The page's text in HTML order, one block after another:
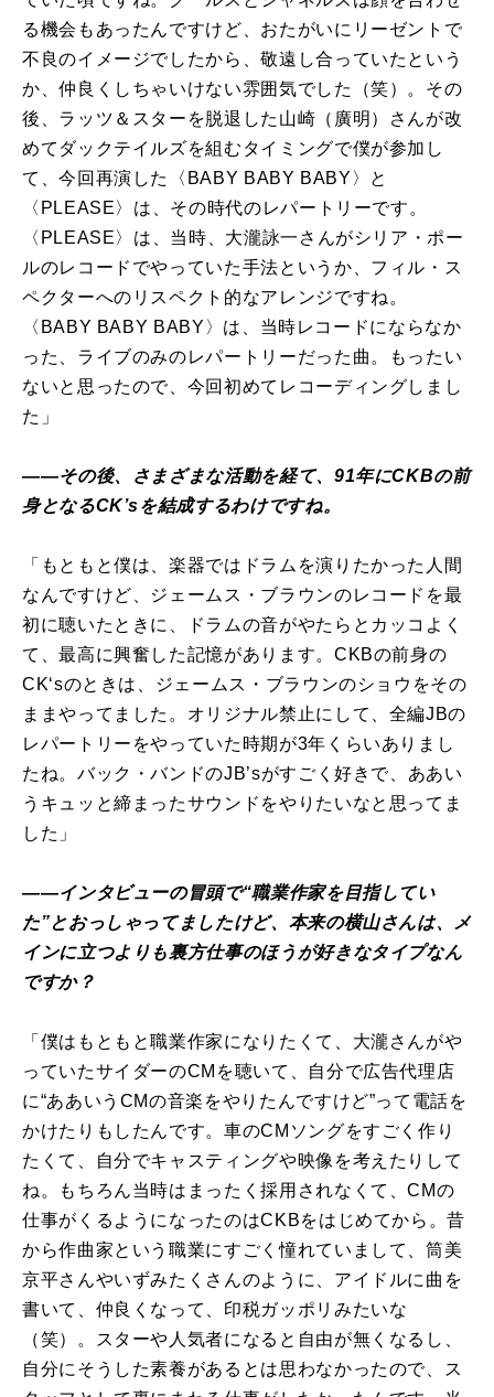
る機会もあったんですけど、おたがいにリーゼントで
不良のイメージでしたから、敬遠し合っていたという
か、仲良くしちゃいけない雰囲気でした（笑）。その
後、ラッツ＆スターを脱退した山崎（廣明）さんが改
めてダックテイルズを組むタイミングで僕が参加し
て、今回再演した〈BABY BABY BABY〉と
〈PLEASE〉は、その時代のレパートリーです。
〈PLEASE〉は、当時、大瀧詠一さんがシリア・ポー
ルのレコードでやっていた手法というか、フィル・ス
ペクターへのリスペクト的なアレンジですね。
〈BABY BABY BABY〉は、当時レコードにならなか
った、ライブのみのレパートリーだった曲。もったい
ないと思ったので、今回初めてレコーディングしまし
た」
――その後、さまざまな活動を経て、91年にCKBの前
身となるCK’sを結成するわけですね。
「もともと僕は、楽器ではドラムを演りたかった人間
なんですけど、ジェームス・ブラウンのレコードを最
初に聴いたときに、ドラムの音がやたらとカッコよく
て、最高に興奮した記憶があります。CKBの前身の
CK‘sのときは、ジェームス・ブラウンのショウをその
ままやってました。オリジナル禁止にして、全編JBの
レパートリーをやっていた時期が3年くらいありまし
たね。バック・バンドのJB’sがすごく好きで、ああい
うキュッと締まったサウンドをやりたいなと思ってま
した」
――インタビューの冒頭で“職業作家を目指してい
た”とおっしゃってましたけど、本来の横山さんは、メ
インに立つよりも裏方仕事のほうが好きなタイプなん
ですか？
「僕はもともと職業作家になりたくて、大瀧さんがや
っていたサイダーのCMを聴いて、自分で広告代理店
に“ああいうCMの音楽をやりたんですけど”って電話を
かけたりもしたんです。車のCMソングをすごく作り
たくて、自分でキャスティングや映像を考えたりして
ね。もちろん当時はまったく採用されなくて、CMの
仕事がくるようになったのはCKBをはじめてから。昔
から作曲家という職業にすごく憧れていまして、筒美
京平さんやいずみたくさんのように、アイドルに曲を
書いて、仲良くなって、印税ガッポリみたいな
（笑）。スターや人気者になると自由が無くなるし、
自分にそうした素養があるとは思わなかったので、ス